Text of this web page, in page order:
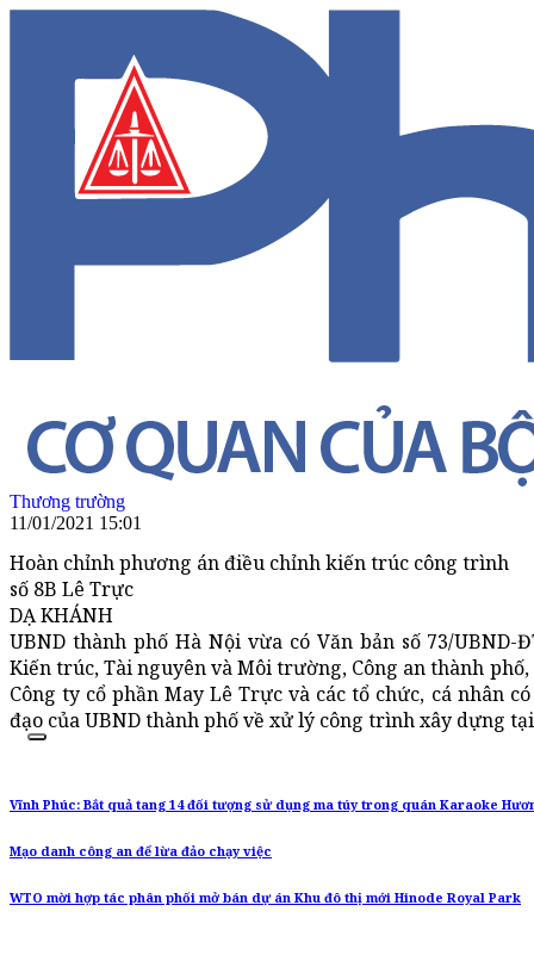
Thương trường
11/01/2021 15:01
Hoàn chỉnh phương án điều chỉnh kiến trúc công trình
số 8B Lê Trực
DẠ KHÁNH
UBND thành phố Hà Nội vừa có Văn bản số 73/UBND-
Kiến trúc, Tài nguyên và Môi trường, Công an thành
Công ty cổ phần May Lê Trực và các tổ chức, cá nhân
đạo của UBND thành phố về xử lý công trình xây dựng
Vĩnh Phúc: Bắt quả tang 14 đối tượng sử dụng ma túy trong quán Karaoke
Mạo danh công an để lừa đảo chạy việc
WTO mời hợp tác phân phối mở bán dự án Khu đô thị mới Hinode Royal Park